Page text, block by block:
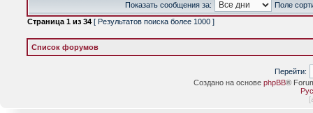
Показать сообщения за:
Поле
Страница 1 из 34 [ Результатов поиска более 1000 ]
Список форумов
Перейти:
Создано на основе phpBB®
[